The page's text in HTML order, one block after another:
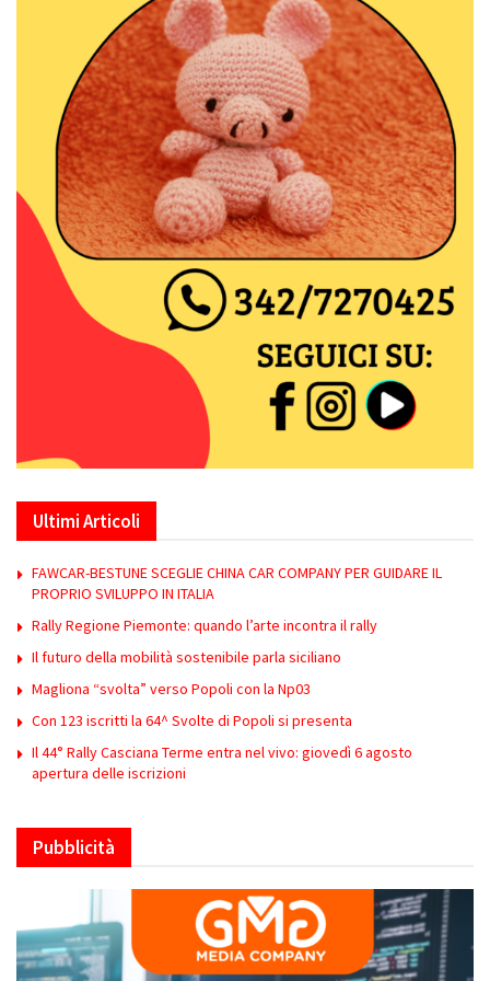
Ultimi Articoli
FAWCAR-BESTUNE SCEGLIE CHINA CAR COMPANY PER GUIDARE IL
PROPRIO SVILUPPO IN ITALIA
Rally Regione Piemonte: quando l’arte incontra il rally
Il futuro della mobilità sostenibile parla siciliano
Magliona “svolta” verso Popoli con la Np03
Con 123 iscritti la 64^ Svolte di Popoli si presenta
Il 44° Rally Casciana Terme entra nel vivo: giovedì 6 agosto
apertura delle iscrizioni
Pubblicità